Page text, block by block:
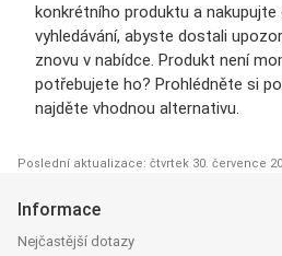
konkrétního produktu a nakupujte
vyhledávání, abyste dostali
znovu v nabídce. Produkt není
potřebujete ho? Prohlédněte si
najděte vhodnou alternativu.
Poslední aktualizace: čtvrtek 30. července
Informace
Nejčastější dotazy